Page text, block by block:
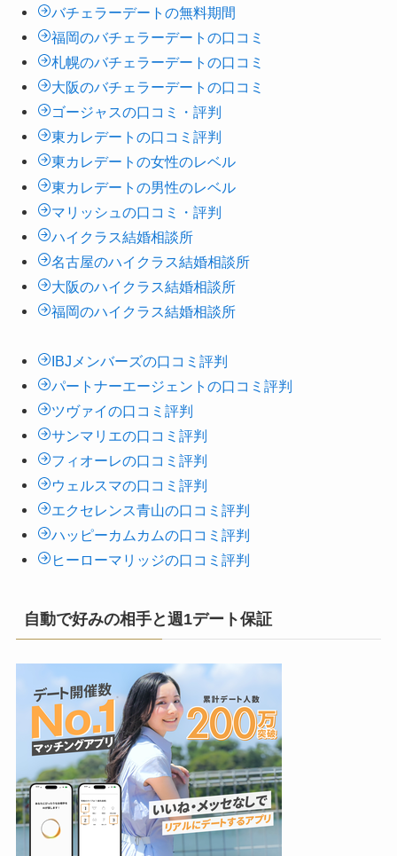
バチェラーデートの無料期間
福岡のバチェラーデートの口コミ
札幌のバチェラーデートの口コミ
大阪のバチェラーデートの口コミ
ゴージャスの口コミ・評判
東カレデートの口コミ評判
東カレデートの女性のレベル
東カレデートの男性のレベル
マリッシュの口コミ・評判
ハイクラス結婚相談所
名古屋のハイクラス結婚相談所
大阪のハイクラス結婚相談所
福岡のハイクラス結婚相談所
IBJメンバーズの口コミ評判
パートナーエージェントの口コミ評判
ツヴァイの口コミ評判
サンマリエの口コミ評判
フィオーレの口コミ評判
ウェルスマの口コミ評判
エクセレンス青山の口コミ評判
ハッピーカムカムの口コミ評判
ヒーローマリッジの口コミ評判
自動で好みの相手と週1デート保証